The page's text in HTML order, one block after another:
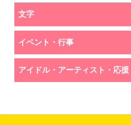
文字
イベント・行事
アイドル・アーティスト・応援